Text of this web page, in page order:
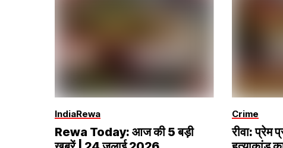
IndiaRewa
Rewa Today: आज की 5 बड़ी
Crime
रीवा: प्रेम